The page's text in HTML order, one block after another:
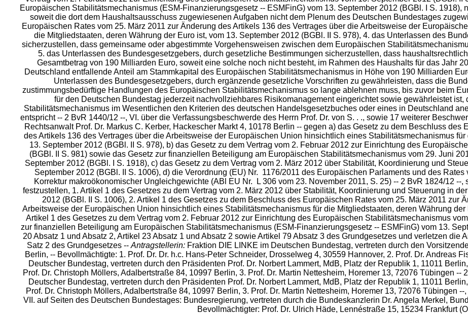
Europäischen Stabilitätsmechanismus (ESM-Finanzierungsgesetz -- ESMFinG) vom 13. September 2012 (BGBl. I S.
soweit die dort dem Haushaltsausschuss zugewiesenen Aufgaben nicht dem Plenum des Deutschen Bundestages
Europäischen Rates vom 25. März 2011 zur Änderung des Artikels 136 des Vertrages über dieArbeitsweise der
die Mitgliedstaaten, deren Währung der Euro ist, vom 13. September 2012 (BGBl. II S. 978), 4. das Unterlassen des
sicherzustellen, dass gemeinsame oder abgestimmte Vorgehensweisen zwischen dem Europäischen
5. das Unterlassen des Bundesgesetzgebers, durch gesetzliche Bestimmungen sicherzustellen, dass
Gesamtbetrag von 190 Milliarden Euro, soweit eine solche noch nicht besteht, im Rahmen des Haushalts für das Jahr
Deutschland entfallende Anteil am Stammkapital des Europäischen Stabilitätsmechanismus in Höhe von 190 Milliarden
Unterlassen des Bundesgesetzgebers, durch ergänzende gesetzliche Vorschriften zu gewährleisten, dass die
zustimmungsbedürftige Handlungen des Europäischen Stabilitätsmechanismus so lange ablehnen muss, bis zuvor beim
für den Deutschen Bundestag jederzeit nachvollziehbares Risikomanagement eingerichtet sowie gewährleistet
Stabilitätsmechanismus im Wesentlichen den Kriterien des deutschen Handelsgesetzbuches oder eines in Deutschland
entspricht -- 2 BvR 1440/12 --, VI. über die Verfassungsbeschwerde des Herrn Prof. Dr. von S. . ., sowie 17 weiterer
Rechtsanwalt Prof. Dr. Markus C. Kerber, Hackescher Markt 4, 10178 Berlin -- gegen a) das Gesetz zu dem Beschluss des
des Artikels 136 des Vertrages über die Arbeitsweise der Europäischen Union hinsichtlich eines Stabilitätsmechanismus
13. September 2012 (BGBl. II S. 978), b) das Gesetz zu dem Vertrag vom 2. Februar 2012 zur Einrichtung des
(BGBl. II S. 981) sowie das Gesetz zur finanziellen Beteiligung am Europäischen Stabilitätsmechanismus vom 29. Juni
September 2012 (BGBl. I S. 1918), c) das Gesetz zu dem Vertrag vom 2. März 2012 über Stabilität, Koordinierung und
September 2012 (BGBl. II S. 1006), d) die Verordnung (EU) Nr. 1176/2011 des Europäischen Parlaments und des
Korrektur makroökonomischer Ungleichgewichte (ABl EU Nr. L 306 vom 23. November 2011, S. 25) -- 2 BvR 1824/12 --,
festzustellen, 1. Artikel 1 des Gesetzes zu dem Vertrag vom 2. März 2012 über Stabilität, Koordinierung und Steuerung in
2012 (BGBl. II S. 1006), 2. Artikel 1 des Gesetzes zu dem Beschluss des Europäischen Rates vom 25. März 2011 zur
Arbeitsweise der Europäischen Union hinsichtlich eines Stabilitätsmechanismus für die Mitgliedstaaten, deren Währung
Artikel 1 des Gesetzes zu dem Vertrag vom 2. Februar 2012 zur Einrichtung des Europäischen Stabilitätsmechanismus
zur finanziellen Beteiligung am Europäischen Stabilitätsmechanismus (ESM-Finanzierungsgesetz -- ESMFinG) vom 13.
20 Absatz 1 und Absatz 2, Artikel 23 Absatz 1 und Absatz 2 sowie Artikel 79 Absatz 3 des Grundgesetzes und verletzen die
Satz 2 des Grundgesetzes -- Antragstellerin: Fraktion DIE LINKE im Deutschen Bundestag, vertreten durch den
Berlin, -- Bevollmächtigte: 1. Prof. Dr. Dr. h.c. Hans-Peter Schneider, Drosselweg 4, 30559 Hannover, 2. Prof. Dr. Andreas
Deutscher Bundestag, vertreten durch den Präsidenten Prof. Dr. Norbert Lammert, MdB, Platz der Republik 1, 11011
Prof. Dr. Christoph Möllers, Adalbertstraße 84, 10997 Berlin, 3. Prof. Dr. Martin Nettesheim, Horemer 13, 72076 Tübingen --
Deutscher Bundestag, vertreten durch den Präsidenten Prof. Dr. Norbert Lammert, MdB, Platz der Republik 1, 11011
Prof. Dr. Christoph Möllers, Adalbertstraße 84, 10997 Berlin, 3. Prof. Dr. Martin Nettesheim, Horemer 13, 72076 Tübingen
VII. auf Seiten des Deutschen Bundestages: Bundesregierung, vertreten durch die Bundeskanzlerin Dr. Angela Merkel,
Bevollmächtigter: Prof. Dr. Ulrich Häde, Lennéstraße 15, 15234 Frankfurt